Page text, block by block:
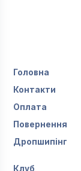
Головна
Контакти
Оплата
Повернення
Дропшипінг
Клуб